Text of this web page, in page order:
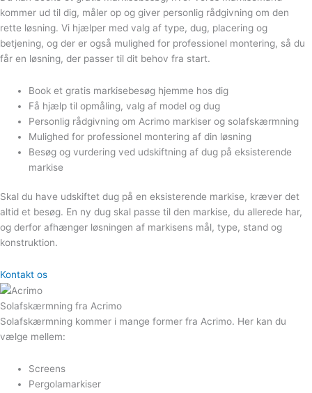
kommer ud til dig, måler op og giver personlig rådgivning om den
rette løsning. Vi hjælper med valg af type, dug, placering og
betjening, og der er også mulighed for professionel montering, så du
får en løsning, der passer til dit behov fra start.
Book et gratis markisebesøg hjemme hos dig
Få hjælp til opmåling, valg af model og dug
Personlig rådgivning om Acrimo markiser og solafskærmning
Mulighed for professionel montering af din løsning
Besøg og vurdering ved udskiftning af dug på eksisterende
markise
Skal du have udskiftet dug på en eksisterende markise, kræver det
altid et besøg. En ny dug skal passe til den markise, du allerede har,
og derfor afhænger løsningen af markisens mål, type, stand og
konstruktion.
Kontakt os
Solafskærmning fra Acrimo
Solafskærmning kommer i mange former fra Acrimo. Her kan du
vælge mellem:
Screens
Pergolamarkiser